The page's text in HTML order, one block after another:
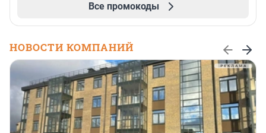
Все промокоды
НОВОСТИ КОМПАНИЙ